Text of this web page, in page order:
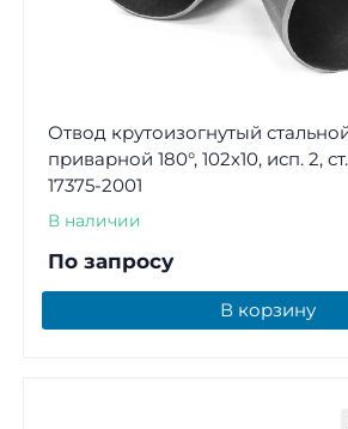
Отвод крутоизогнутый
приварной 180°, 102х10, исп. 2,
17375-2001
В наличии
По запросу
В корзину